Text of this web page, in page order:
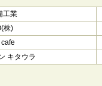
工業
株)
キタウラ